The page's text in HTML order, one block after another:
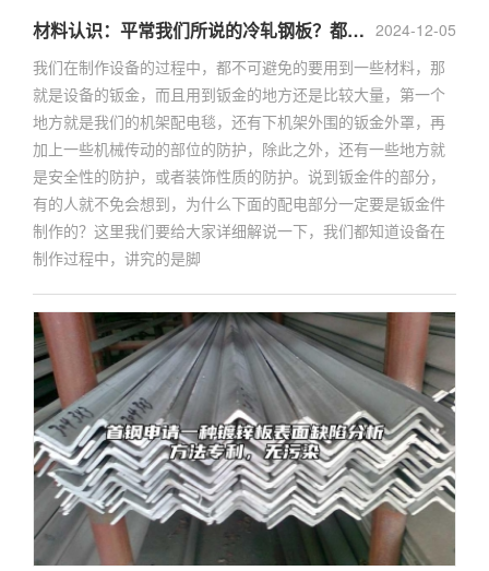
2024-12-05
材料认识：平常我们所说的冷轧钢板？都有那些用处？
我们在制作设备的过程中，都不可避免的要用到一些材料，那
就是设备的钣金，而且用到钣金的地方还是比较大量，第一个
地方就是我们的机架配电毯，还有下机架外围的钣金外罩，再
加上一些机械传动的部位的防护，除此之外，还有一些地方就
是安全性的防护，或者装饰性质的防护。说到钣金件的部分，
有的人就不免会想到，为什么下面的配电部分一定要是钣金件
制作的？这里我们要给大家详细解说一下，我们都知道设备在
制作过程中，讲究的是脚